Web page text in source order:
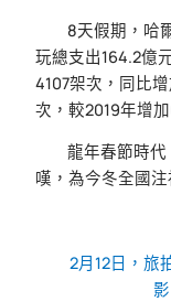
8天假期，哈
玩總支出164.2億
4107架次，同比
次，較2019年增
龍年春節時
嘆，為今冬全國注
2月12日，旅